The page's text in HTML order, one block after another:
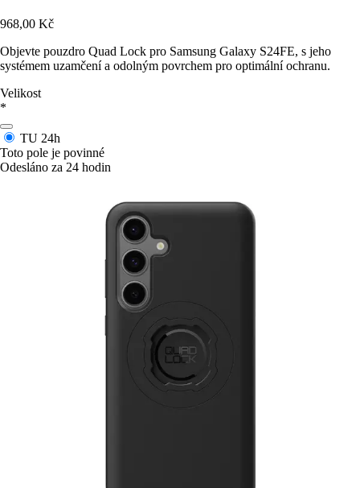
968,00 Kč
Objevte pouzdro Quad Lock pro Samsung Galaxy S24FE, s jeho
systémem uzamčení a odolným povrchem pro optimální ochranu.
Velikost
*
TU 24h
Toto pole je povinné
Odesláno za 24 hodin